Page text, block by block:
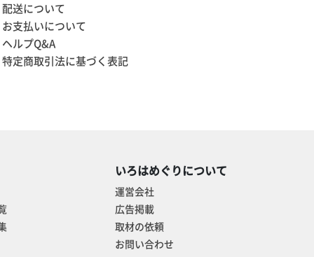
配送について
お支払いについて
ヘルプQ&A
特定商取引法に基づく表記
いろはめぐりについて
運営会社
広告掲載
取材の依頼
お問い合わせ